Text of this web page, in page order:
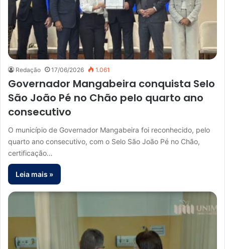
Redação 17/06/2026 1.061
Governador Mangabeira conquista Selo
São João Pé no Chão pelo quarto ano
consecutivo
O município de Governador Mangabeira foi reconhecido, pelo
quarto ano consecutivo, com o Selo São João Pé no Chão,
certificação…
Leia mais »